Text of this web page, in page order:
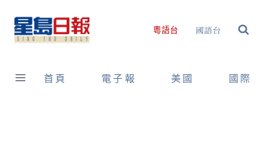
content
粵語台 國語台
首頁 電子報 美國 國際